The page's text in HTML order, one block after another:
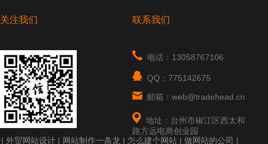
关注我们 联系我们
电话：13058767106
QQ：775142675
邮箱：web@tradehead.cn
地址：台州市椒江区西太和
路方远电商创业园
| 外贸网站设计| 网站制作一条龙 | 怎么建个网站| 做网站的公司 |